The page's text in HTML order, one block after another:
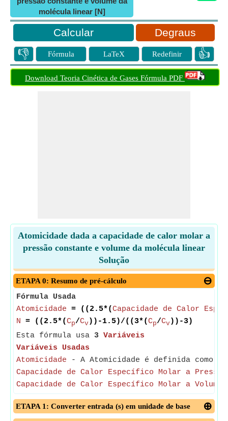
molécula linear [N]
Degraus
👎 Fórmula LaTeX Redefinir 👍
Download Teoria Cinética de Gases Fórmula PDF
Atomicidade dada a capacidade de calor molar a
pressão constante e volume da molécula linear
Solução
ETAPA 0: Resumo de pré-cálculo
Fórmula Usada
Atomicidade = ((2.5*(Capacidade de Calor
N = ((2.5*(Cp/Cv ))-1.5)/((3*(Cp/Cv ))-3)
Esta fórmula usa 3 Variáveis
Variáveis Usadas
Atomicidade - A Atomicidade é definida como o
Capacidade de Calor Específico Molar a
Capacidade de Calor Específico Molar a Volume
ETAPA 1: Converter entrada (s) em unidade de base